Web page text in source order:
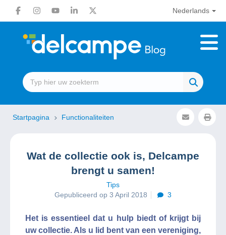
Nederlands
Startpagina Functionaliteiten
Wat de collectie ook is, Delcampe
brengt u samen!
Tips
Gepubliceerd op 3 April 2018
3
Het is essentieel dat u hulp biedt of krijgt bij
uw collectie. Als u lid bent van een vereniging,